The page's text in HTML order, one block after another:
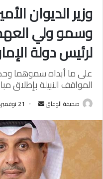
وزير الديوان
وسمو ولي
لرئيس دولة
على ما أبداه سموهما
المواقف النبيلة بإطلاق
صحيفة الوفاق
أرسل
إلكترونيا
21 نوفمبر، 2025